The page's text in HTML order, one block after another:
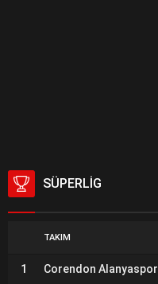
SÜPERLIG
TAKIM
1 Corendon Alanyaspor